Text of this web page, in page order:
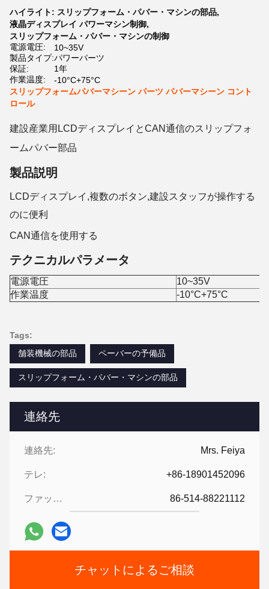
連絡先
連絡先: Mrs. Feiya
テレ: +86-18901452096
ファックス: 86-514-88221112
チャットによるご相談
ハイライト: スリップフォーム・パバー・マシンの部品,
液晶ディスプレイ パワーマシン制御,
スリップフォーム・パバー・マシンの制御
電源電圧:
10~35V
製品タイプ:パワーパーツ
保証:
1年
作業温度:
-10°C+75°C
スリップフォームパバーマシーン パーツ パバーマシーン コント
ロール
建設産業用LCDディスプレイとCAN通信のスリップフォ
ームパバー部品
製品説明
LCDディスプレイ,複数のボタン,建設スタッフが操作する
のに便利
CAN通信を使用する
テクニカルパラメータ
電源電圧
10~35V
作業温度
-10°C+75°C
Tags:
舗装機械の部品
ペーバーの予備品
スリップフォーム・パバー・マシンの部品